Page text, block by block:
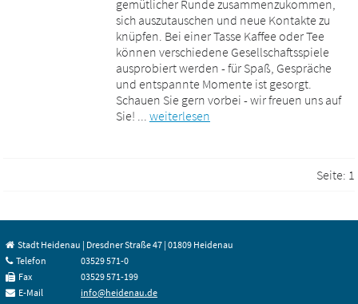
gemütlicher Runde zusammenzukommen,
sich auszutauschen und neue Kontakte zu
knüpfen. Bei einer Tasse Kaffee oder Tee
können verschiedene Gesellschaftsspiele
ausprobiert werden - für Spaß, Gespräche
und entspannte Momente ist gesorgt.
Schauen Sie gern vorbei - wir freuen uns auf
Sie! ... weiterlesen
Seite: 1
Stadt Heidenau | Dresdner Straße 47 | 01809 Heidenau
Telefon
03529 571-0
Fax
03529 571-199
E-Mail
info@heidenau.de